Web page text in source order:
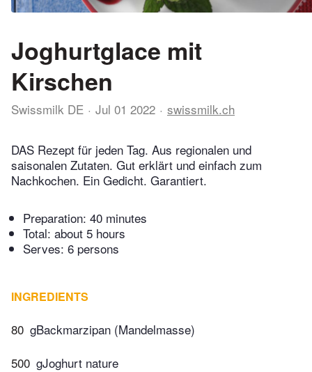
Joghurtglace mit
Kirschen
Swissmilk DE Jul 01 2022 swissmilk.ch
DAS Rezept für jeden Tag. Aus regionalen und
saisonalen Zutaten. Gut erklärt und einfach zum
Nachkochen. Ein Gedicht. Garantiert.
Preparation: 40 minutes
Total: about 5 hours
Serves: 6 persons
INGREDIENTS
80 gBackmarzipan (Mandelmasse)
500 gJoghurt nature